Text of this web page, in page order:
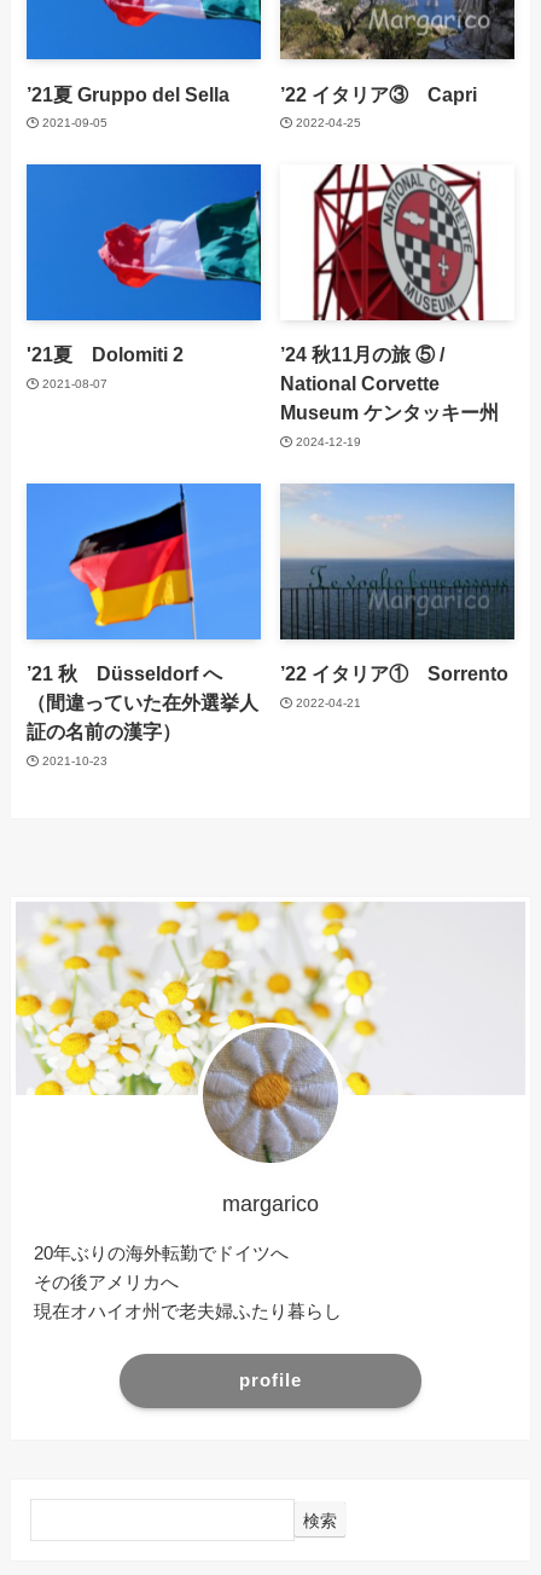
’21夏 Gruppo del Sella
2021-09-05
’22 イタリア③ Capri
2022-04-25
'21夏 Dolomiti 2
2021-08-07
’24 秋11月の旅 ⑤ /
National Corvette
Museum ケンタッキー州
2024-12-19
’21 秋 Düsseldorf へ
（間違っていた在外選挙人
証の名前の漢字）
2021-10-23
’22 イタリア① Sorrento
2022-04-21
margarico
20年ぶりの海外転勤でドイツへ
その後アメリカへ
現在オハイオ州で老夫婦ふたり暮らし
profile
検索